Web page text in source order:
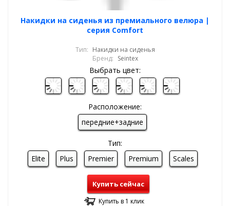
Накидки на сиденья из премиального велюра |
серия Comfort
Тип: Накидки на сиденья
Бренд: Seintex
Выбрать цвет:
Расположение:
передние+задние
Тип:
Elite
Plus Premier Premium Scales
Купить сейчас
Купить в 1 клик